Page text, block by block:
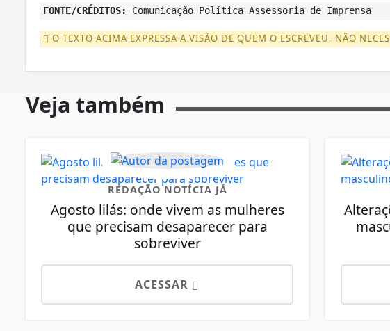
FONTE/CRÉDITOS: Comunicação Política Assessoria de Imprensa
O TEXTO ACIMA EXPRESSA A VISÃO DE QUEM O ESCREVEU, NÃO
Veja também
REDAÇÃO NOTÍCIA JÁ
Agosto lilás: onde vivem as mulheres
que precisam desaparecer para
sobreviver
ACESSAR